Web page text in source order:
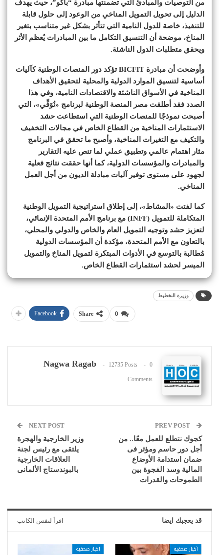
من التوصيات والمبادئ التي تضمنتها مبادرة “باكو”، حيث يهدف
الدليل إلى تحويل التمويل المناخي من الوعود إلى حلول قابلة
للتنفيذ، خاصة للدول النامية التي تتأثر بشكل غير متناسب بتغير
المناخ، موضحة أن التنسيق التكامل ما بين المبادرات يُعظم الأثر
ويحقق متطلبات الدول الناشئة.
وأوضحت أن مبادرة BICFIT تؤكد دور المنصات الوطنية كآليات
أساسية لتنسيق الموارد الدولية والمحلية لتحقيق الأهداف
المناخية في الأسواق الناشئة والاقتصادات النامية، وفي هذا
الصدد فقد أطلقت مصر المنصة الوطنية لبرنامج «نُوَفِّي»، التي
أصبحت نموذجًا للمنصات الوطنية التي استطاعت حشد
الاستثمارات المناخية من القطاع الخاص في مجالات التخفيف
والتكيف مع التغيرات المناخية، وأصبح ما تحقق في البرنامج
مثار اهتمام عالمي وتطبيق عملي لما تنص عليه التقارير
والمبادرات والمؤسسات الدولية، كما أنها حققت نتائج فعلية
لجهود على مستوى توفير آليات مبادلة الديون من أجل العمل
المناخي.
كما لفتت «المشاط»، إلى إطلاق استراتيجية التمويل الوطنية
المتكاملة للتمويل (INFF) مع برنامج الأمم المتحدة الإنمائي،
لتعزيز حشد وتوجيه التمويل العام والخاص والدولي والمحلي،
بالتعاون مع الأمم المتحدة، مؤكدة أن المؤسسات الدولية
مُطالبة بالتوسع في الأدوات المبتكرة لتمويل المناخ والتمويل
الميسر لحشد استثمارات القطاع الخاص.
وزيرة التخطيط
0
Share
Facebook
Nagwa Ragab 12735 Posts 0
Comments
كجوك نتطلع للعمل معًا.. من
أجل دور حاسم ومؤثر فى
ضمان استدامة الأوضاع
المالية وسد الفجوة بين
الطموحات والقدرات
NEXT POST
وزير الخارجية والهجرة
يلتقى مع رئيس لجنة
العلاقات الخارجية
بالبوندستاج الألمانى
قد يعجبك ايضا اقرأ لنفس الكاتب
أخبار صحفية أخبار صحفية